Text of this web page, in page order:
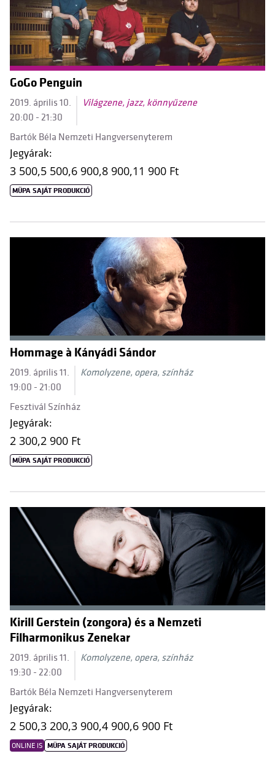
GoGo Penguin
2019. április 10.
20:00 - 21:30
Világzene, jazz, könnyűzene
Bartók Béla Nemzeti Hangversenyterem
Jegyárak:
3 500,5 500,6 900,8 900,11 900 Ft
MÜPA SAJÁT PRODUKCIÓ
Hommage à Kányádi Sándor
2019. április 11.
19:00 - 21:00
Komolyzene, opera, színház
Fesztivál Színház
Jegyárak:
2 300,2 900 Ft
MÜPA SAJÁT PRODUKCIÓ
Kirill Gerstein (zongora) és a Nemzeti
Filharmonikus Zenekar
2019. április 11.
19:30 - 22:00
Komolyzene, opera, színház
Bartók Béla Nemzeti Hangversenyterem
Jegyárak:
2 500,3 200,3 900,4 900,6 900 Ft
ONLINE IS MÜPA SAJÁT PRODUKCIÓ